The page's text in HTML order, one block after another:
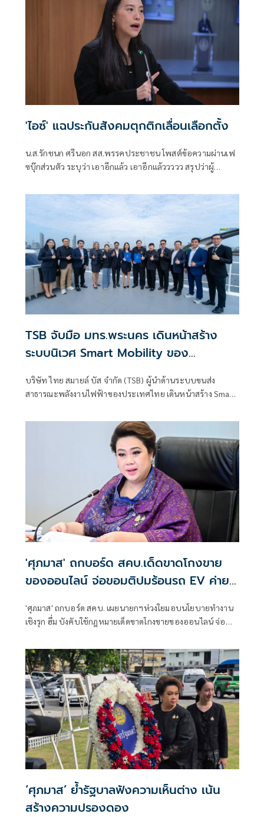
'ไอซ์' แฉประกันสังคมตุกติกเลื่อนเลือกตั้ง
น.ส.รักชนก ศรีนอก สส.พรรคประชาชน โพสต์ข้อความผ่านเฟ
ซบุ๊กส่วนตัว ระบุว่า เอาอีกแล้ว เอาอีกแล้ววววว สรุปว่าผู้
TSB จับมือ มทร.พระนคร เดินหน้าสร้าง
ระบบนิเวศ Smart Mobility ของ
บริษัท ไทย สมายล์ บัส จำกัด (TSB) ผู้นำด้านระบบขนส่ง
สาธารณะพลังงานไฟฟ้าของประเทศไทย เดินหน้าสร้าง Smart
'ศุภมาส' ถกบอร์ด สคบ.เด็ดขาดโกงขาย
ของออนไลน์ จ่อขอมติปมร้อนรถ EV ค่าย
'ศุภมาส' ถกบอร์ด สคบ. เผยนายกฯห่วงใยมอบนโยบายทำงาน
เชิงรุก ฮึ่ม บังคับใช้กฎหมายเด็ดขาดโกงขายของออนไลน์ จ่อ
‘ศุภมาส’ ย้ำรัฐบาลฟังความเห็นต่าง เน้น
สร้างความปรองดอง